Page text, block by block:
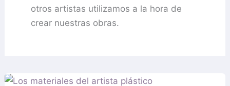
otros artistas utilizamos a la hora de
crear nuestras obras.
Los